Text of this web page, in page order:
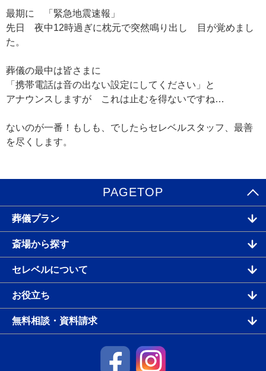
最期に 「緊急地震速報」
先日 夜中12時過ぎに枕元で突然鳴り出し 目が覚めまし
た。
葬儀の最中は皆さまに
「携帯電話は音の出ない設定にしてください」と
アナウンスしますが これは止むを得ないですね…
ないのが一番！もしも、でしたらセレベルスタッフ、最善
を尽くします。
PAGETOP
葬儀プラン
斎場から探す
セレベルについて
お役立ち
無料相談・資料請求